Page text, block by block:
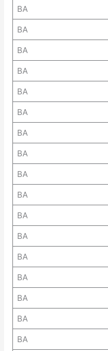
BA
BA
BA
BA
BA
BA
BA
BA
BA
BA
BA
BA
BA
BA
BA
BA
BA